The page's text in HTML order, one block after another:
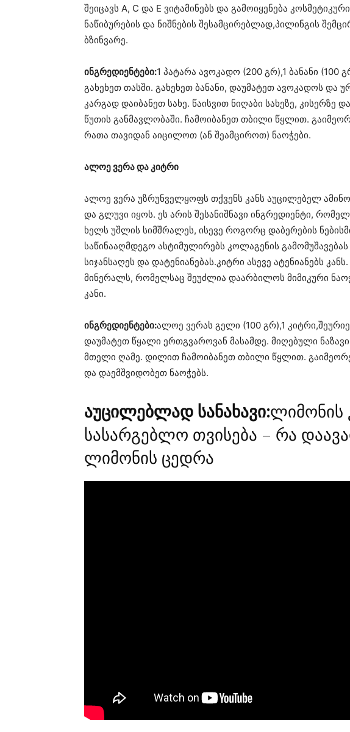
შეიცავს A, C და E ვიტამინებს და გამოიყენება
ნაწიბურების და ნიშნების შესამცირებლად,პილინგის
ბზინვარე.
ინგრედიენტები:1 პატარა ავოკადო (200 გრ),1 ბანანი
გახეხეთ თასში. გახეხეთ ბანანი, დაუმატეთ ავოკადოს და
კარგად დაიბანეთ სახე. წაისვით ნიღაბი სახეზე, კისერზე
წუთის განმავლობაში. ჩამოიბანეთ თბილი წყლით.
რათა თავიდან აიცილოთ (ან შეამციროთ) ნაოჭები.
ალოე ვერა და კიტრი
ალოე ვერა უზრუნველყოფს თქვენს კანს აუცილებელ
და გლუვი იყოს. ეს არის შესანიშნავი ინგრედიენტი,
ხელს უშლის სიმშრალეს, ისევე როგორც დაბერების
საწინააღმდეგო ასტიმულირებს კოლაგენის გამომუშავებას
სიჯანსაღეს და დატენიანებას.კიტრი ასევე ატენიანებს
მინერალს, რომელსაც შეუძლია დაარბილოს მიმიკური
კანი.
ინგრედიენტები:ალოე ვერას გელი (100 გრ),1
დაუმატეთ წყალი ერთგვაროვან მასამდე. მიღებული
მთელი ღამე. დილით ჩამოიბანეთ თბილი წყლით.
და დაემშვიდობეთ ნაოჭებს.
აუცილებლად სანახავი:ლიმონის
სასარგებლო თვისება – რა
ლიმონის ცედრა